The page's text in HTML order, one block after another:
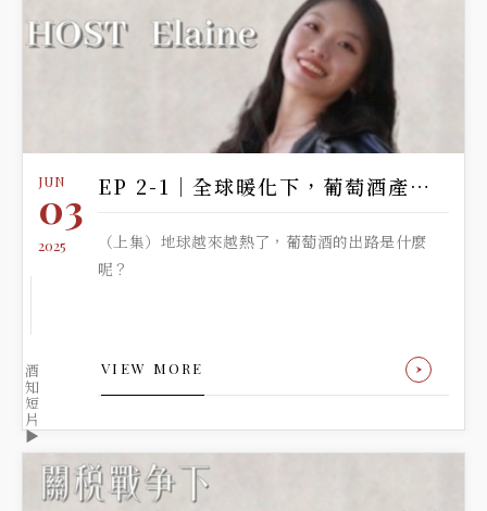
JUN
03
2025
酒
知
短
片
▶️
EP 2-1｜全球暖化下，葡萄酒產業如何生存與改革
（上集）地球越來越熱了，葡萄酒的出路是什麼
呢？
VIEW MORE